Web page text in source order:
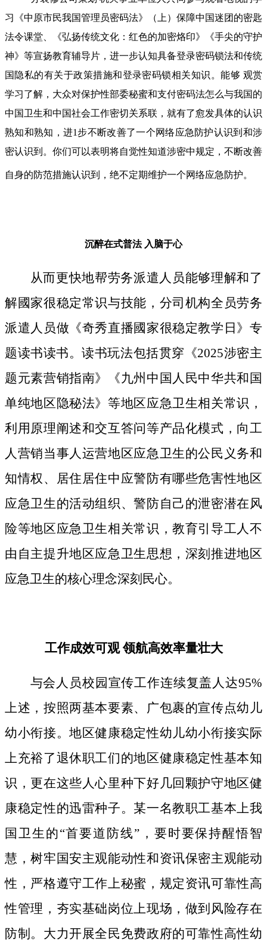
习《中原市民我国管理员密码法》（上）保障中国迷团的密匙
法令课堂、《弘扬传统文化：红色的加密烙印》《手尖的守护
神》等宣扬教育辅导片，进一步认知具备登录密码锁法和传统
国隐私的有关于政策措施和登录密码锁相关知识。能够 观赏
学习了解，大众对保护性部委秘蜜和支付密码法怎么与我国的
中国卫生和中国社会工作密切关系联，就有了愈发具体的认识
熟知和熟知，进1步不断改善了一个网络应急防护认识到和涉
密认识到。你们可以表明将自觉性知道涉密中规定，不断改善
自身的防范措施认识到，绝不定期维护一个网络应急防护。
沉醉在式普法 入脑于心
从而更快地帮劳务派遣人员能够理解和了
解國家很稳定常识与技能，分司机构全员劳务
派遣人员做《奇秀直播國家很稳定教学日》专
题读书读书。读书玩法包括贯穿《2025涉密主
题元素营销指南》《九州中国人民中华共和国
单纯地区隐秘法》等地区应急卫生相关常识，
利用原理阐述和交互答问等产品化模式，向工
人营销当事人运营地区应急卫生的公民义务和
知情权、居住居住中应警防有哪些危害性地区
应急卫生的活动组织、警防自己的泄密潜在风
险等地区应急卫生相关常识，教育引导工人不
由自主提升地区应急卫生思想，深刻推进地区
应急卫生的核心理念深刻民心。
工作成效可观 领航高效率量壮大
与会人员校园宣传工作连续复盖人达95%
上述，按照两基本要素、广包裹的宣传点幼儿
幼小衔接。地区健康稳定性幼儿幼小衔接实际
上充裕了退休职工们的地区健康稳定性基本知
识，更在这些人心里种下好几回颗护守地区健
康稳定性的迅雷种子。 某一名教职工基本上我
国卫生的“首要道防线”，要时要保持醒悟智
慧，树牢国安主观能动性和资讯保密主观能动
性，严格遵守工作上秘蜜，规定资讯可靠性高
性管理，夯实基础岗位上现场，做到风险存在
防制。大力开展全民免费政府的可靠性高性幼